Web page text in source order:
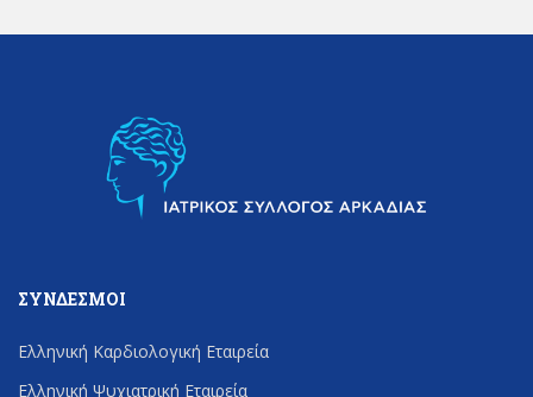
ΣΎΝΔΕΣΜΟΙ
Ελληνική Καρδιολογική Εταιρεία
Ελληνική Ψυχιατρική Εταιρεία